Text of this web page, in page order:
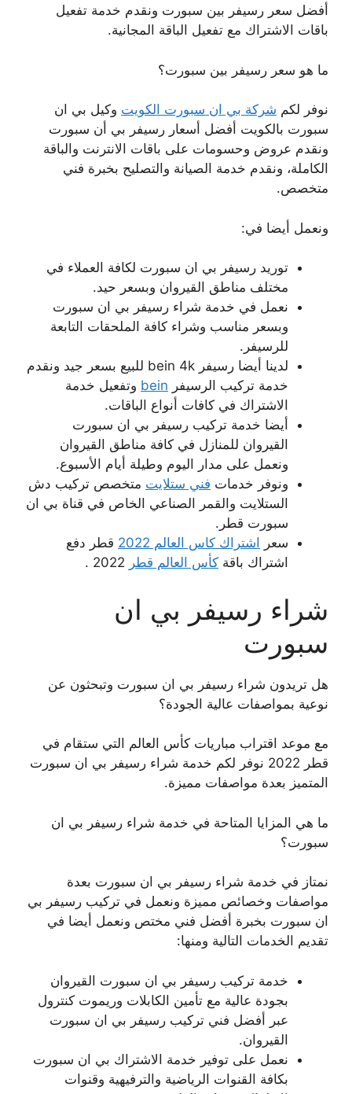
أفضل سعر رسيفر بين سبورت ونقدم خدمة تفعيل
باقات الاشتراك مع تفعيل الباقة المجانية.
ما هو سعر رسيفر بين سبورت؟
نوفر لكم شركة بي ان سبورت الكويت وكيل بي ان
سبورت بالكويت أفضل أسعار رسيفر بي أن سبورت
ونقدم عروض وحسومات على باقات الانترنت والباقة
الكاملة، ونقدم خدمة الصيانة والتصليح بخبرة فني
متخصص.
ونعمل أيضا في:
توريد رسيفر بي ان سبورت لكافة العملاء في
مختلف مناطق القيروان وبسعر حيد.
نعمل في خدمة شراء رسيفر بي ان سبورت
وبسعر مناسب وشراء كافة الملحقات التابعة
للرسيفر.
لدينا أيضا رسيفر bein 4k للبيع بسعر جيد ونقدم
خدمة تركيب الرسيفر bein وتفعيل خدمة
الاشتراك في كافات أنواع الباقات.
أيضا خدمة تركيب رسيفر بي ان سبورت
القيروان للمنازل في كافة مناطق القيروان
ونعمل على مدار اليوم وطيلة أيام الأسبوع.
ونوفر خدمات فني ستلايت متخصص تركيب دش
الستلايت والقمر الصناعي الخاص في قناة بي ان
سبورت قطر.
سعر
اشتراك كاس العالم 2022
قطر دفع
اشتراك باقة كأس العالم قطر
شراء رسيفر بي ان
سبورت
هل تريدون شراء رسيفر بي ان سبورت وتبحثون عن
نوعية بمواصفات عالية الجودة؟
مع موعد اقتراب مباريات كأس العالم التي ستقام في
قطر 2022 نوفر لكم خدمة شراء رسيفر بي ان سبورت
المتميز بعدة مواصفات مميزة.
ما هي المزايا المتاحة في خدمة شراء رسيفر بي ان
سبورت؟
نمتاز في خدمة شراء رسيفر بي ان سبورت بعدة
مواصفات وخصائص مميزة ونعمل في تركيب رسيفر بي
ان سبورت بخبرة أفضل فني مختص ونعمل أيضا في
تقديم الخدمات التالية ومنها:
خدمة تركيب رسيفر بي ان سبورت القيروان
بجودة عالية مع تأمين الكابلات وريموت كنترول
عبر أفضل فني تركيب رسيفر بي ان سبورت
القيروان.
نعمل على توفير خدمة الاشتراك بي ان سبورت
بكافة القنوات الرياضية والترفيهية وقنوات